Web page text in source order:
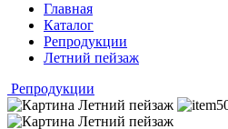
Главная
Каталог
Репродукции
Летний пейзаж
Репродукции